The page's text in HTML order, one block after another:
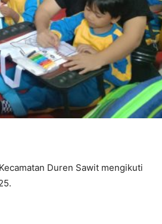
Duren Sawit mengikuti